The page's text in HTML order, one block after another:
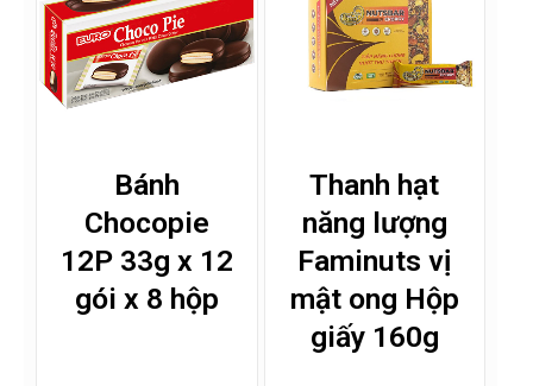
Bánh
Chocopie
12P 33g x 12
gói x 8 hộp
Thanh hạt
năng lượng
Faminuts vị
mật ong Hộp
giấy 160g